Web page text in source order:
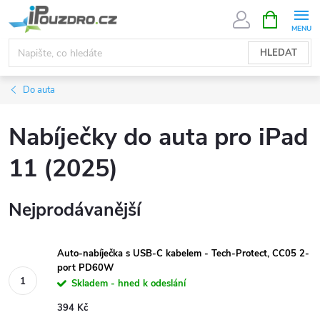
na
obsah
HLEDAT
NÁKUPNÍ
KOŠÍK
Do auta
Nabíječky do auta pro iPad
11 (2025)
Nejprodávanější
Auto-nabíječka s USB-C kabelem - Tech-Protect, CC05 2-
port PD60W
Skladem - hned k odeslání
394 Kč